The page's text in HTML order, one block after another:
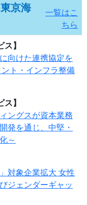
京海
一覧はこ
ちら
】
向けた連携協定を
ト・インフラ整備
】
ングスが資本業務
発を通じ、中堅・
～
対象企業拡大 女性
ジェンダーギャッ